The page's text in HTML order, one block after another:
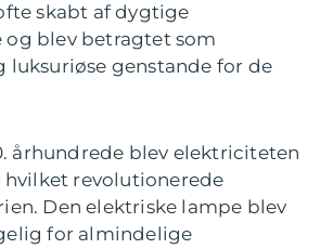
skabt af dygtige
blev betragtet som
luksuriøse genstande for de
århundrede blev elektriciteten
revolutionerede
Den elektriske lampe blev
for almindelige